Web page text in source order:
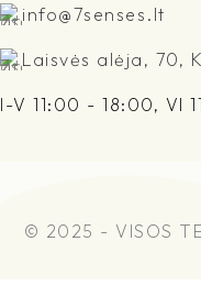
info@7senses.lt
Laisvės alėja, 70,
I-V 11:00 - 18:00, VI
© 2025 - VISOS